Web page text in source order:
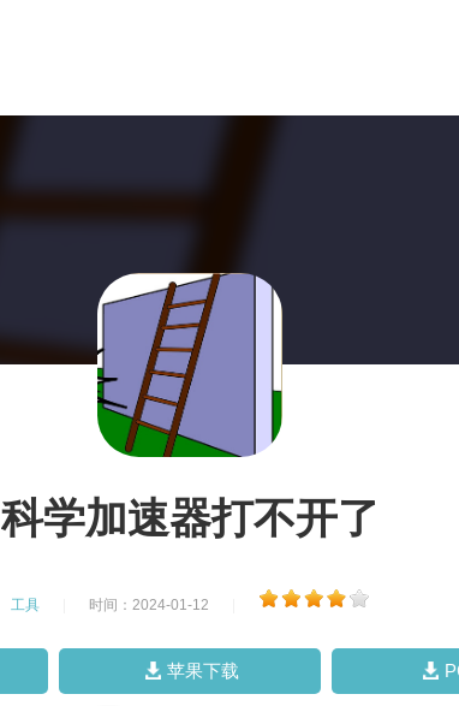
科学加速器打不开了
工具 时间：2024-01-12
苹果下载